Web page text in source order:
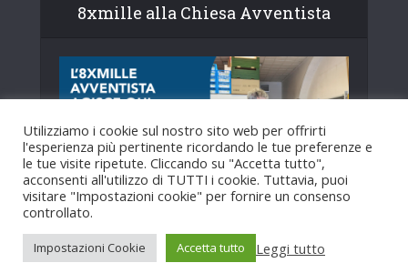
8xmille alla Chiesa Avventista
Utilizziamo i cookie sul nostro sito web per offrirti
l'esperienza più pertinente ricordando le tue preferenze e
le tue visite ripetute. Cliccando su "Accetta tutto",
acconsenti all'utilizzo di TUTTI i cookie. Tuttavia, puoi
visitare "Impostazioni cookie" per fornire un consenso
controllato.
Impostazioni Cookie Accetta tutto Leggi tutto